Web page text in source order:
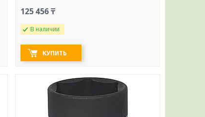
125 456 ₸
В наличии
КУПИТЬ